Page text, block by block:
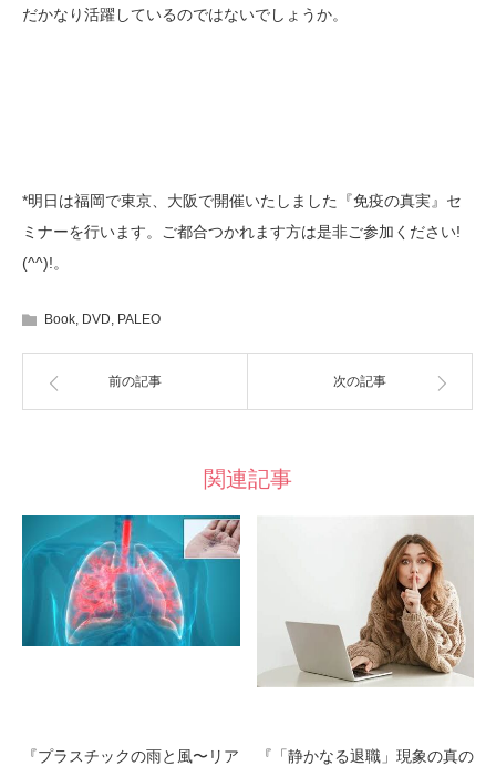
だかなり活躍しているのではないでしょうか。
*明日は福岡で東京、大阪で開催いたしました『免疫の真実』セ
ミナーを行います。ご都合つかれます方は是非ご参加ください!
(^^)!。
Book, DVD, PALEO
前の記事 次の記事
関連記事
『プラスチックの雨と風〜リア
『「静かなる退職」現象の真の